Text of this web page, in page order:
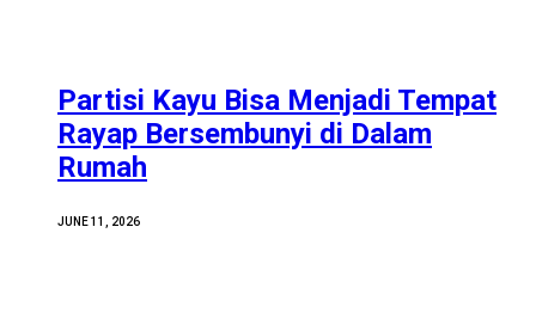
Partisi Kayu Bisa Menjadi Tempat
Rayap Bersembunyi di Dalam
Rumah
JUNE 11, 2026